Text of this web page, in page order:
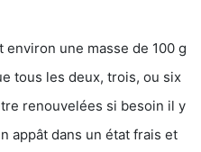
environ une masse de 100 g
tous les deux, trois, ou six
renouvelées si besoin il y
appât dans un état frais et